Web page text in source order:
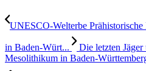
UNESCO-Welterbe
in Baden-Würt...
Die letzten
Mesolithikum in Baden-